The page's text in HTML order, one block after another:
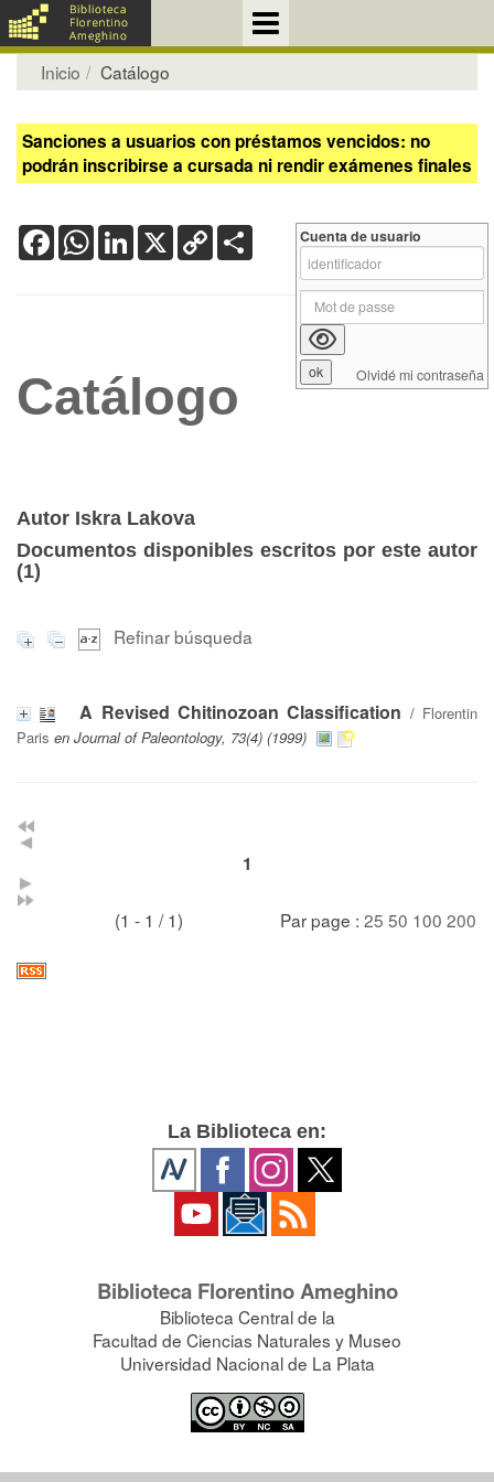
Inicio Catálogo
Sanciones a usuarios con préstamos vencidos: no
podrán inscribirse a cursada ni rendir exámenes finales
FacebookWhatsApp
LinkedIn
X Copy
Link
Catálogo
Autor Iskra Lakova
Documentos disponibles escritos por este autor
(1)
Refinar búsqueda
A Revised Chitinozoan Classification / Florentin
Paris en Journal of Paleontology, 73(4) (1999)
1
(1 - 1 / 1) Par page : 25 50 100 200
Cuenta de usuario
Olvidé mi contraseña
La Biblioteca en:
Biblioteca Florentino Ameghino
Biblioteca Central de la
Facultad de Ciencias Naturales y Museo
Universidad Nacional de La Plata